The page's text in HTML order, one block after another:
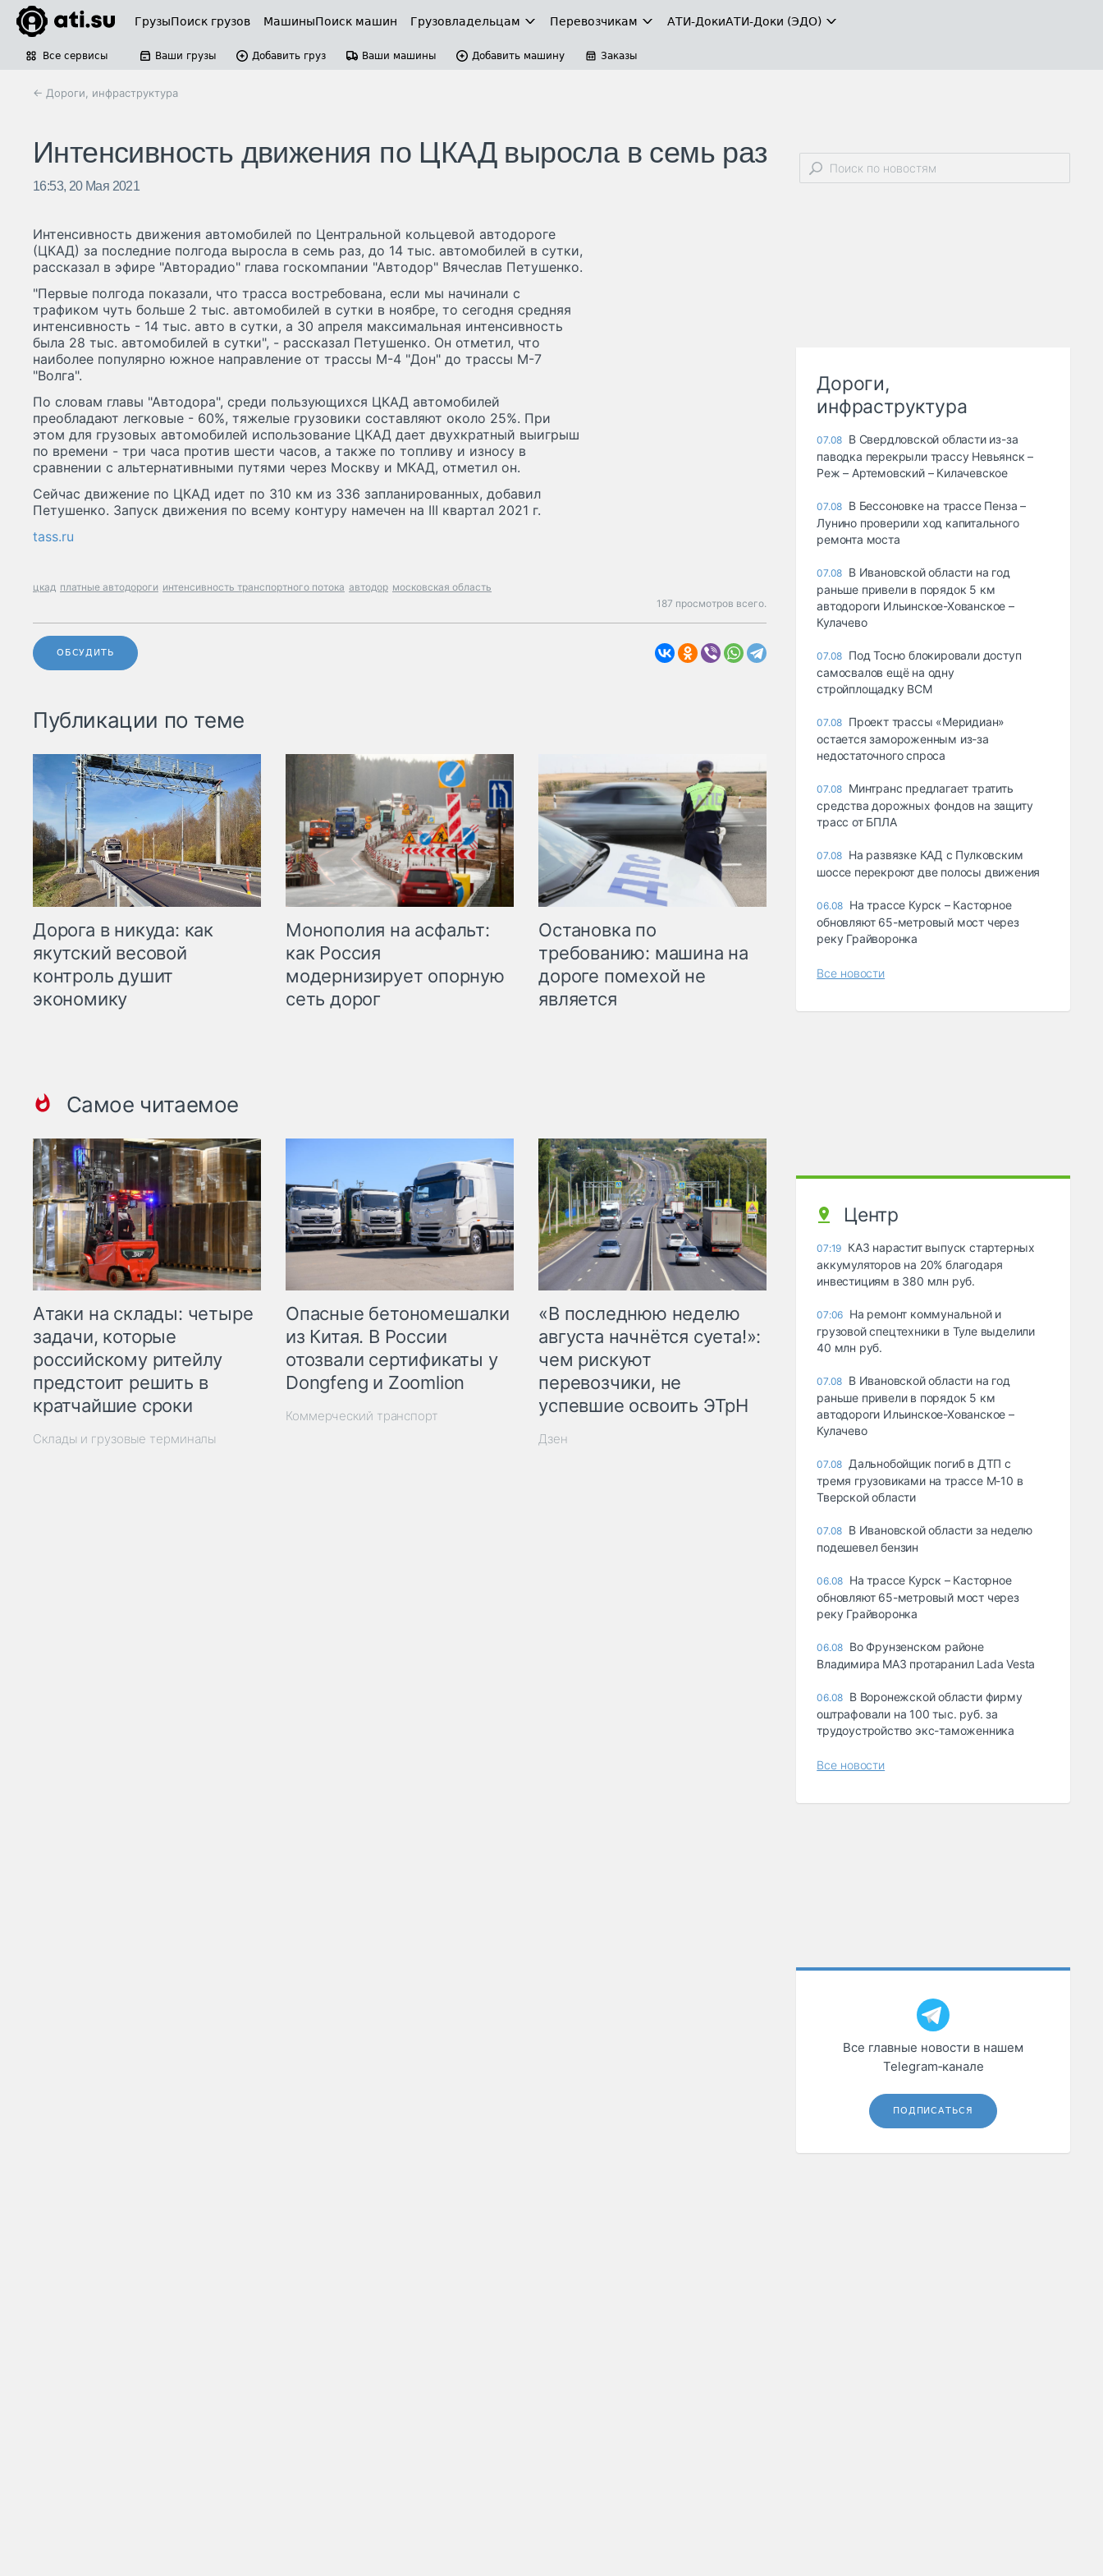
ГрузыПоиск грузов МашиныПоиск машин Грузовладельцам Перевозчикам АТИ-ДокиАТИ-Доки (ЭДО)
Все сервисы Ваши грузы Добавить груз Ваши машины Добавить машину Заказы
← Дороги, инфраструктура
Интенсивность движения по ЦКАД выросла в семь раз
16:53, 20 Мая 2021
Интенсивность движения автомобилей по Центральной кольцевой автодороге
(ЦКАД) за последние полгода выросла в семь раз, до 14 тыс. автомобилей в сутки,
рассказал в эфире "Авторадио" глава госкомпании "Автодор" Вячеслав Петушенко.
"Первые полгода показали, что трасса востребована, если мы начинали с
трафиком чуть больше 2 тыс. автомобилей в сутки в ноябре, то сегодня средняя
интенсивность - 14 тыс. авто в сутки, а 30 апреля максимальная интенсивность
была 28 тыс. автомобилей в сутки", - рассказал Петушенко. Он отметил, что
наиболее популярно южное направление от трассы М-4 "Дон" до трассы М-7
"Волга".
По словам главы "Автодора", среди пользующихся ЦКАД автомобилей
преобладают легковые - 60%, тяжелые грузовики составляют около 25%. При
этом для грузовых автомобилей использование ЦКАД дает двухкратный выигрыш
по времени - три часа против шести часов, а также по топливу и износу в
сравнении с альтернативными путями через Москву и МКАД, отметил он.
Сейчас движение по ЦКАД идет по 310 км из 336 запланированных, добавил
Петушенко. Запуск движения по всему контуру намечен на III квартал 2021 г.
tass.ru
цкад платные автодороги интенсивность транспортного потока автодор московская область
187 просмотров всего.
ОБСУДИТЬ
Публикации по теме
Дорога в никуда: как
якутский весовой
контроль душит
экономику
Монополия на асфальт:
как Россия
модернизирует опорную
сеть дорог
Остановка по
требованию: машина на
дороге помехой не
является
Самое читаемое
Атаки на склады: четыре
задачи, которые
российскому ритейлу
предстоит решить в
кратчайшие сроки
Склады и грузовые терминалы
Опасные бетономешалки
из Китая. В России
отозвали сертификаты у
Dongfeng и Zoomlion
Коммерческий транспорт
«В последнюю неделю
августа начнётся суета!»:
чем рискуют
перевозчики, не
успевшие освоить ЭТрН
Дзен
Дороги,
инфраструктура
07.08 В Свердловской области из-за
паводка перекрыли трассу Невьянск –
Реж – Артемовский – Килачевское
07.08 В Бессоновке на трассе Пенза –
Лунино проверили ход капитального
ремонта моста
07.08 В Ивановской области на год
раньше привели в порядок 5 км
автодороги Ильинское-Хованское –
Кулачево
07.08 Под Тосно блокировали доступ
самосвалов ещё на одну
стройплощадку ВСМ
07.08 Проект трассы «Меридиан»
остается замороженным из-за
недостаточного спроса
07.08 Минтранс предлагает тратить
средства дорожных фондов на защиту
трасс от БПЛА
07.08 На развязке КАД с Пулковским
шоссе перекроют две полосы движения
06.08 На трассе Курск – Касторное
обновляют 65-метровый мост через
реку Грайворонка
Все новости
Центр
07:19 КАЗ нарастит выпуск стартерных
аккумуляторов на 20% благодаря
инвестициям в 380 млн руб.
07:06 На ремонт коммунальной и
грузовой спецтехники в Туле выделили
40 млн руб.
07.08 В Ивановской области на год
раньше привели в порядок 5 км
автодороги Ильинское-Хованское –
Кулачево
07.08 Дальнобойщик погиб в ДТП с
тремя грузовиками на трассе М-10 в
Тверской области
07.08 В Ивановской области за неделю
подешевел бензин
06.08 На трассе Курск – Касторное
обновляют 65-метровый мост через
реку Грайворонка
06.08 Во Фрунзенском районе
Владимира МАЗ протаранил Lada Vesta
06.08 В Воронежской области фирму
оштрафовали на 100 тыс. руб. за
трудоустройство экс-таможенника
Все новости
Все главные новости в нашем
Telegram‑канале
ПОДПИСАТЬСЯ